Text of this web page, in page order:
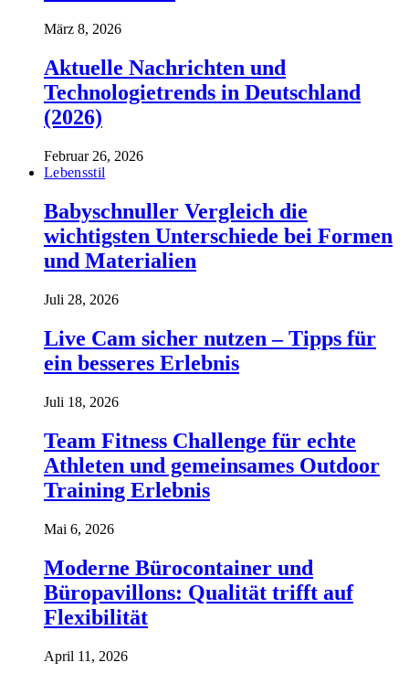
März 8, 2026
Aktuelle Nachrichten und
Technologietrends in Deutschland
(2026)
Februar 26, 2026
Lebensstil
Babyschnuller Vergleich die
wichtigsten Unterschiede bei Formen
und Materialien
Juli 28, 2026
Live Cam sicher nutzen – Tipps für
ein besseres Erlebnis
Juli 18, 2026
Team Fitness Challenge für echte
Athleten und gemeinsames Outdoor
Training Erlebnis
Mai 6, 2026
Moderne Bürocontainer und
Büropavillons: Qualität trifft auf
Flexibilität
April 11, 2026